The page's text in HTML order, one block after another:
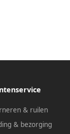
& ruilen
& bezorging